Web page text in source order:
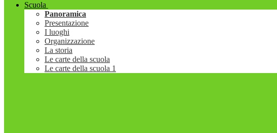
Scuola
Panoramica
Presentazione
I luoghi
Organizzazione
La storia
Le carte della scuola
Le carte della scuola 1